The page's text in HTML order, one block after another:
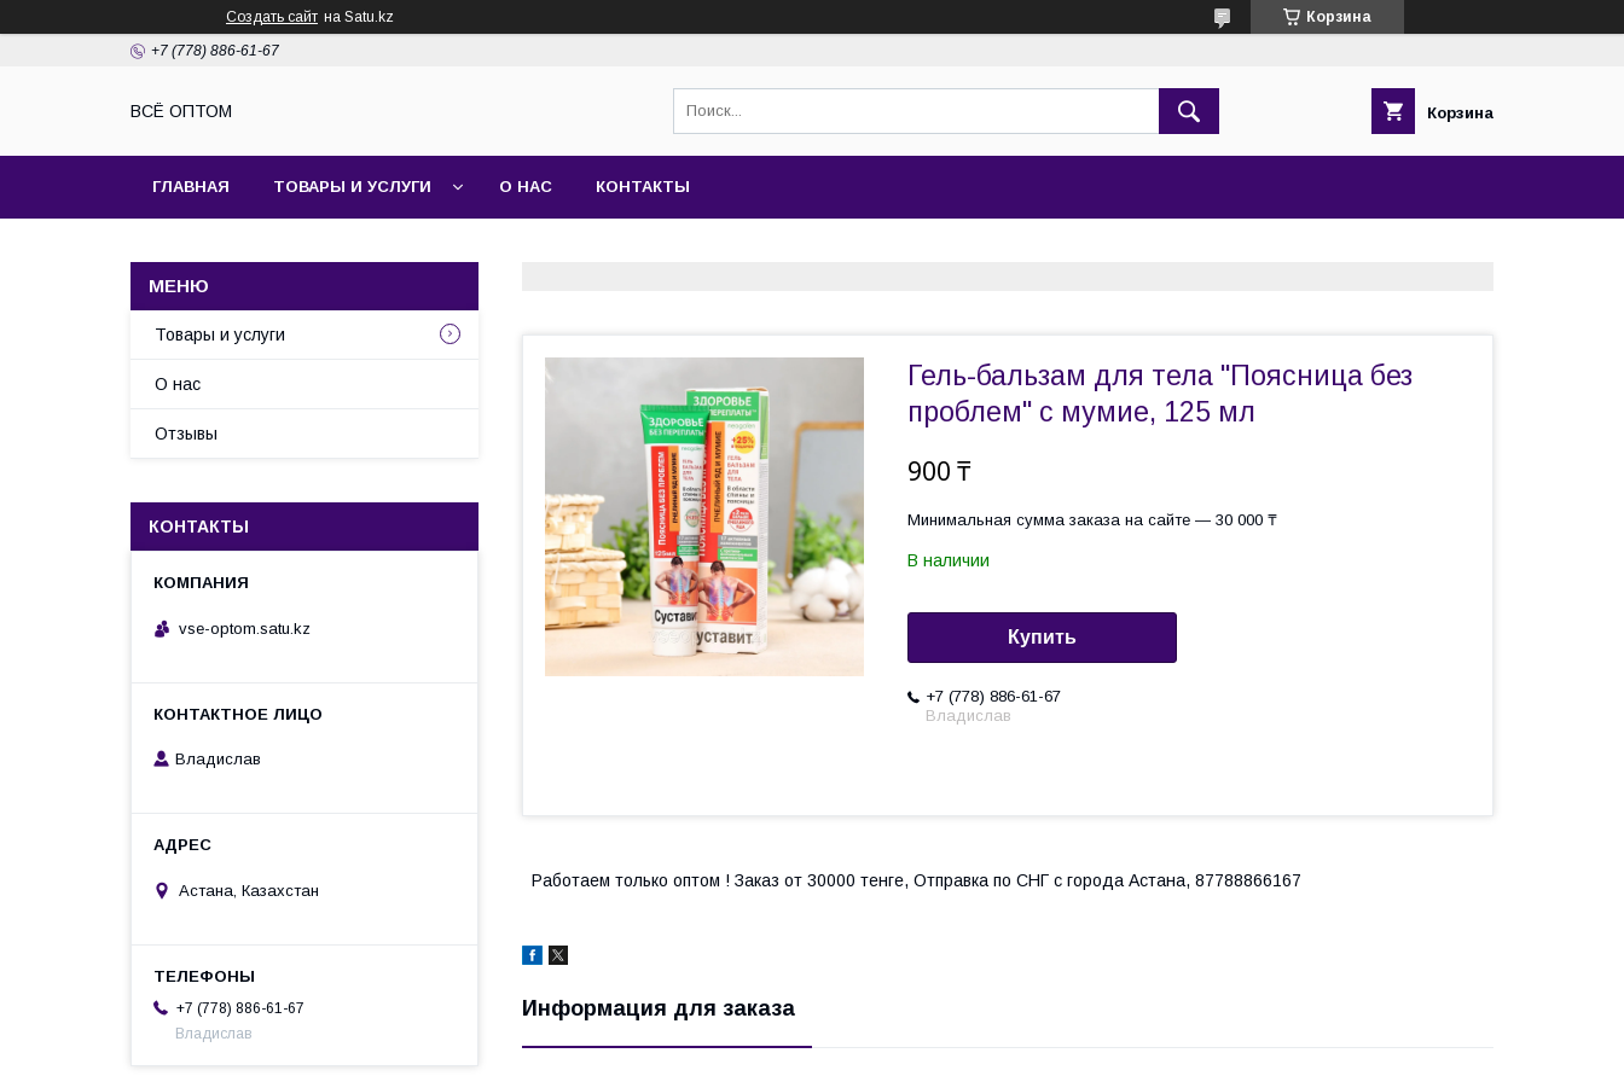
Создать сайт на Satu.kz Корзина
+7 (778) 886-61-67
ВСЁ ОПТОМ Корзина
ГЛАВНАЯ ТОВАРЫ И УСЛУГИ О НАС КОНТАКТЫ
Гель-бальзам для тела "Поясница без
проблем" с мумие, 125 мл
900 ₸
Минимальная сумма заказа на сайте — 30 000 ₸
В наличии
Купить
+7 (778) 886-61-67
Владислав
Работаем только оптом ! Заказ от 30000 тенге, Отправка по СНГ с города Астана, 87788866167
Информация для заказа
Товары и услуги
О нас
Отзывы
КОНТАКТЫ
vse-optom.satu.kz
Владислав
Астана, Казахстан
+7 (778) 886-61-67
Владислав